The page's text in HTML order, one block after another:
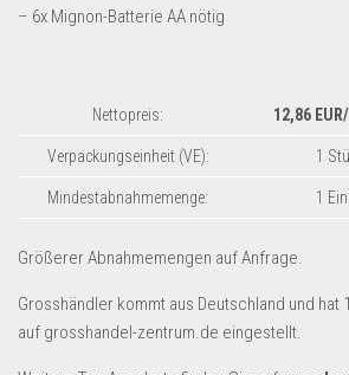
Sonderposten-Angebote
Aldi
Lidl
Kostenlos verkaufen
– 6x Mignon-Batterie AA nötig
Nettopreis: 12,86
Verpackungseinheit (VE): 1
Mindestabnahmemenge: 1
Größerer Abnahmemengen auf Anfrage.
Grosshändler kommt aus Deutschland und hat
auf grosshandel-zentrum.de eingestellt.